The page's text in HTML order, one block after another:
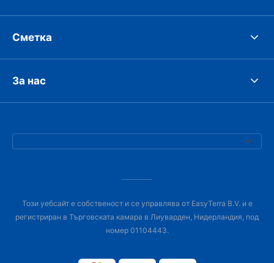
Сметка
За нас
Този уебсайт е собственост и се управлява от EasyTerra B.V. и е
регистриран в Търговската камара в Лиуварден, Нидерландия, под
номер 01104443.